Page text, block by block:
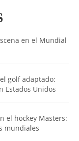
en el Mundial
golf adaptado:
Estados Unidos
el hockey Masters:
mundiales